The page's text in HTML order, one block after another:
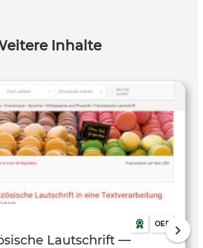
Inhalte
OER
Lautschrift —